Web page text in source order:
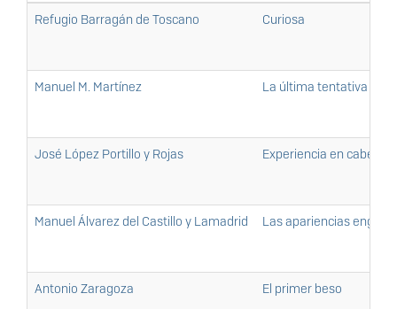
Refugio Barragán de Toscano Curiosa
Manuel M. Martínez La última tentativa
José López Portillo y Rojas Experiencia en cabeza
Manuel Álvarez del Castillo y Lamadrid Las apariencias
Antonio Zaragoza El primer beso